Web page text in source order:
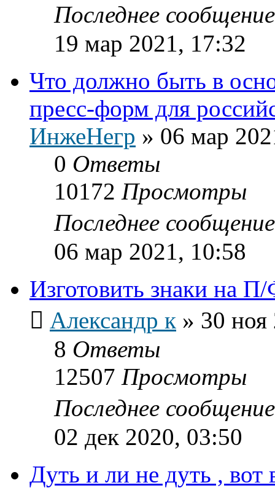
Последнее
19 мар 2021, 17:32
Что должно быть в
пресс-форм для
ИнжеНегр » 06 мар
0 Ответы
10172 Просмотры
Последнее
06 мар 2021, 10:58
Изготовить знаки на
Александр к » 30 ноя
8 Ответы
12507 Просмотры
Последнее
02 дек 2020, 03:50
Дуть и ли не дуть , вот